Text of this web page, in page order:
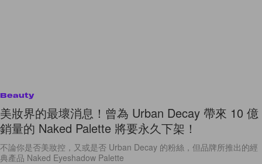
Beauty
美妝界的最壞消息！曾為 Urban Decay 帶來 10 億
銷量的 Naked Palette 將要永久下架！
不論你是否美妝控，又或是否 Urban Decay 的粉絲，但品牌所推出的經
典產品 Naked Eyeshadow Palette